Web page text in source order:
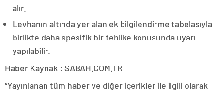
alır.
Levhanın altında yer alan ek bilgilendirme tabelasıyla
birlikte daha spesifik bir tehlike konusunda uyarı
yapılabilir.
Haber Kaynak : SABAH.COM.TR
“Yayınlanan tüm haber ve diğer içerikler ile ilgili olarak